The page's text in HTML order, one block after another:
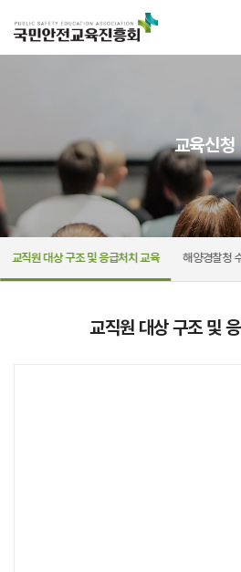
교육신청
교직원 대상 구조 및 응급처치 교육 해양경찰청
교직원 대상 구조 및